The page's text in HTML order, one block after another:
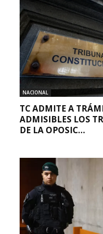
NACIONAL
TC ADMITE A
ADMISIBLES LOS
DE LA OPOSIC...